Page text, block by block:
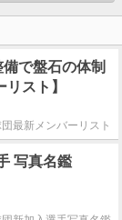
で盤石の体制
スト】
最新メンバーリスト
写真名鑑